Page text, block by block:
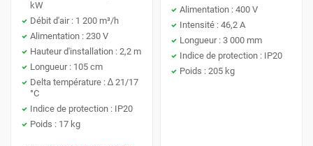
kW
Débit d'air : 1 200 m³/h
Alimentation : 230 V
Hauteur d'installation : 2,2 m
Longueur : 105 cm
Delta température : ∆ 21/17
°C
Indice de protection : IP20
Poids : 17 kg
Alimentation : 400 V
Intensité : 46,2 A
Longueur : 3 000 mm
Indice de protection : IP20
Poids : 205 kg